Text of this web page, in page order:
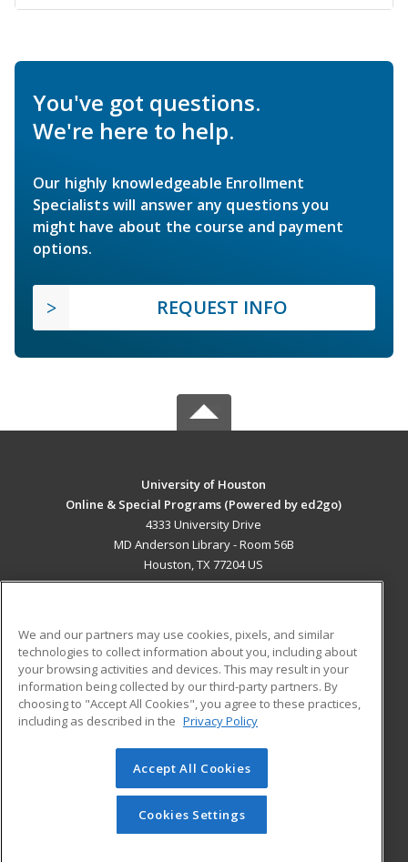
You've got questions.
We're here to help.
Our highly knowledgeable Enrollment
Specialists will answer any questions you
might have about the course and payment
options.
REQUEST INFO
University of Houston
Online & Special Programs (Powered by ed2go)
4333 University Drive
MD Anderson Library - Room 56B
Houston, TX 77204 US
ADDITIONAL RESOURCES
Military
Financial Assistance
Help
Student Blog
© 2026 ed2go, a division of Cengage Learning. All rights
reserved. The material on this site cannot be reproduced or
redistributed unless you have obtained prior written
permission from Cengage Learning.Privacy Policy
We and our partners may use cookies, pixels, and similar
technologies to collect information about you, including about
your browsing activities and devices. This may result in your
information being collected by our third-party partners. By
choosing to "Accept All Cookies", you agree to these practices,
including as described in the Privacy Policy
Accept All Cookies
Cookies Settings